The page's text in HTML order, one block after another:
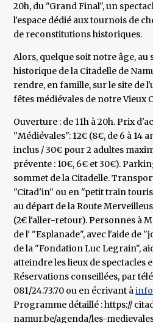
20h, du "Grand Final", un
l'espace dédié aux tournois de
de reconstitutions historiques.
Alors, quelque soit notre âge, au
historique de la Citadelle de
rendre, en famille, sur le site de
fêtes médiévales de notre Vieux
Ouverture : de 11h à 20h. Prix
"Médiévales": 12€ (8€, de 6 à 14
inclus / 30€ pour 2 adultes
prévente : 10€, 6€ et 30€).
sommet de la Citadelle.
"Citad'in" ou en "petit train
au départ de la Route
(2€ l'aller-retour). Personnes à
de l' "Esplanade", avec l'aide de
de la "Fondation Luc Legrain",
atteindre les lieux de spectacles
Réservations conseillées, par
081/24.73.70 ou en écrivant à
Programme détaillé : https://
namur.be/agenda/les-